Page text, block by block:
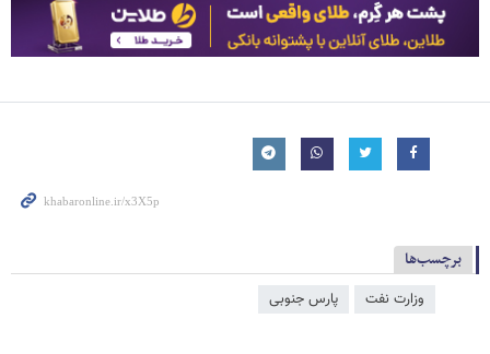
برچسب‌ها
وزارت نفت پارس جنوبی